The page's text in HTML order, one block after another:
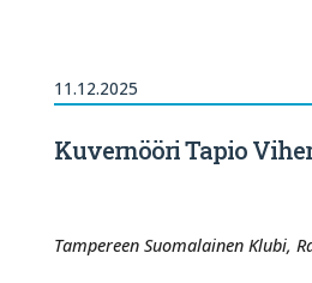
11.12.2025
Kuvernööri Tapio
Tampereen Suomalainen Klubi,